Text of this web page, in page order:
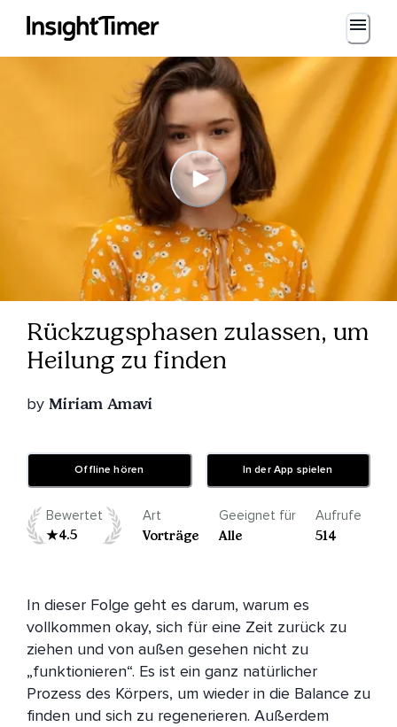
Rückzugsphasen zulassen, um
Heilung zu finden
by Miriam Amavi
Offline hören In der App spielen
Bewertet
4.5
Art
Vorträge
Geeignet für
Alle
Aufrufe
514
In dieser Folge geht es darum, warum es
vollkommen okay, sich für eine Zeit zurück zu
ziehen und von außen gesehen nicht zu
„funktionieren“. Es ist ein ganz natürlicher
Prozess des Körpers, um wieder in die Balance zu
finden und sich zu regenerieren. Außerdem